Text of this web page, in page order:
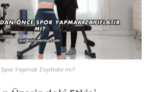
Yapmak Zayıflatır mı?